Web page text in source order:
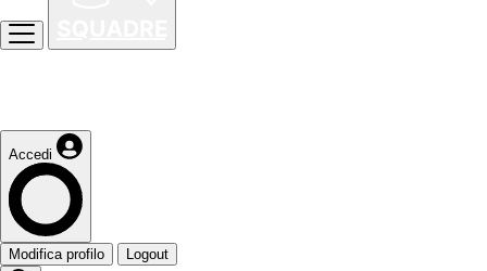
Accedi
Modifica profilo Logout